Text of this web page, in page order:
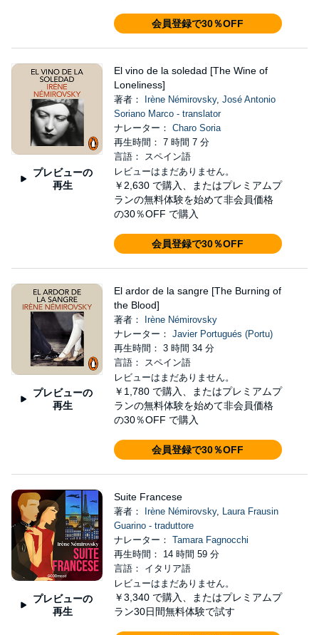
会員登録で30％OFF
プレビューの
再生
El vino de la soledad [The Wine of
Loneliness]
著者： Irène Némirovsky, José Antonio
Soriano Marco - translator
ナレーター： Charo Soria
再生時間： 7 時間 7 分
言語： スペイン語
レビューはまだありません。
￥2,630 で購入、またはプレミアムプ
ランの無料体験を始めて非会員価格
の30％OFF で購入
会員登録で30％OFF
プレビューの
再生
El ardor de la sangre [The Burning of
the Blood]
著者：
Irène Némirovsky
ナレーター： Javier Portugués (Portu)
再生時間： 3 時間 34 分
言語： スペイン語
レビューはまだありません。
￥1,780 で購入、またはプレミアムプ
ランの無料体験を始めて非会員価格
の30％OFF で購入
会員登録で30％OFF
プレビューの
再生
Suite Francese
著者： Irène Némirovsky, Laura Frausin
Guarino - traduttore
ナレーター： Tamara Fagnocchi
再生時間： 14 時間 59 分
言語： イタリア語
レビューはまだありません。
￥3,340 で購入、またはプレミアムプ
ラン30日間無料体験で試す